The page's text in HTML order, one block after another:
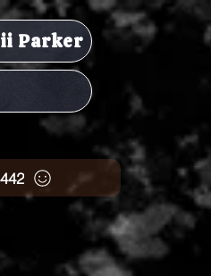
Parker